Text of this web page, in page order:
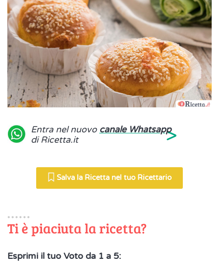
Entra nel nuovo canale Whatsapp
di Ricetta.it
>
Salva la Ricetta nel tuo Ricettario
Ti è piaciuta la ricetta?
Esprimi il tuo Voto da 1 a 5: